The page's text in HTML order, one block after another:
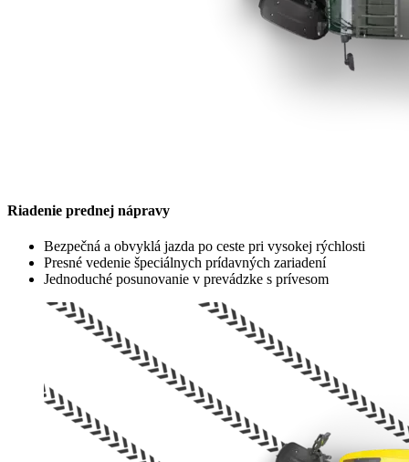
Riadenie prednej nápravy
Bezpečná a obvyklá jazda po ceste pri vysokej rýchlosti
Presné vedenie špeciálnych prídavných zariadení
Jednoduché posunovanie v prevádzke s prívesom